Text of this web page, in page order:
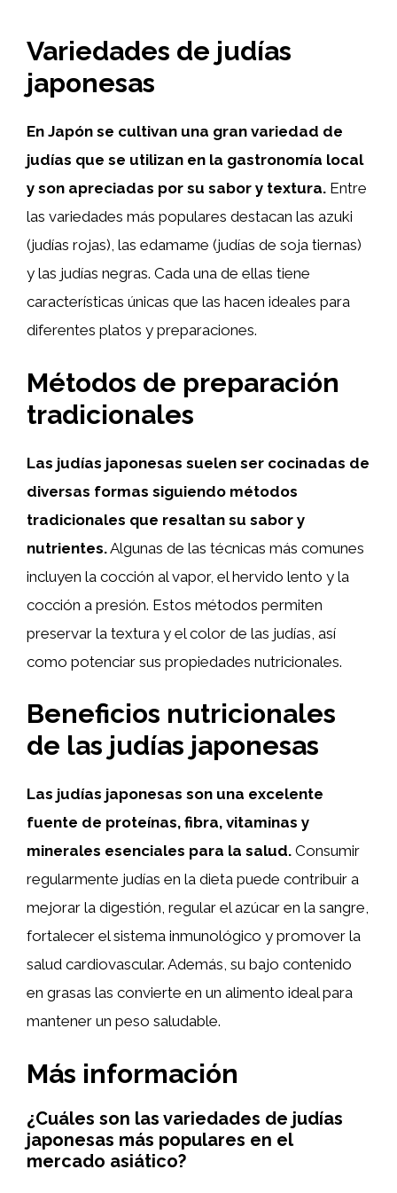
Variedades de judías
japonesas
En Japón se cultivan una gran variedad de
judías que se utilizan en la gastronomía local
y son apreciadas por su sabor y textura. Entre
las variedades más populares destacan las azuki
(judías rojas), las edamame (judías de soja tiernas)
y las judías negras. Cada una de ellas tiene
características únicas que las hacen ideales para
diferentes platos y preparaciones.
Métodos de preparación
tradicionales
Las judías japonesas suelen ser cocinadas de
diversas formas siguiendo métodos
tradicionales que resaltan su sabor y
nutrientes.Algunas de las técnicas más comunes
incluyen la cocción al vapor, el hervido lento y la
cocción a presión. Estos métodos permiten
preservar la textura y el color de las judías, así
como potenciar sus propiedades nutricionales.
Beneficios nutricionales
de las judías japonesas
Las judías japonesas son una excelente
fuente de proteínas, fibra, vitaminas y
minerales esenciales para la salud. Consumir
regularmente judías en la dieta puede contribuir a
mejorar la digestión, regular el azúcar en la sangre,
fortalecer el sistema inmunológico y promover la
salud cardiovascular. Además, su bajo contenido
en grasas las convierte en un alimento ideal para
mantener un peso saludable.
Más información
¿Cuáles son las variedades de judías
japonesas más populares en el
mercado asiático?